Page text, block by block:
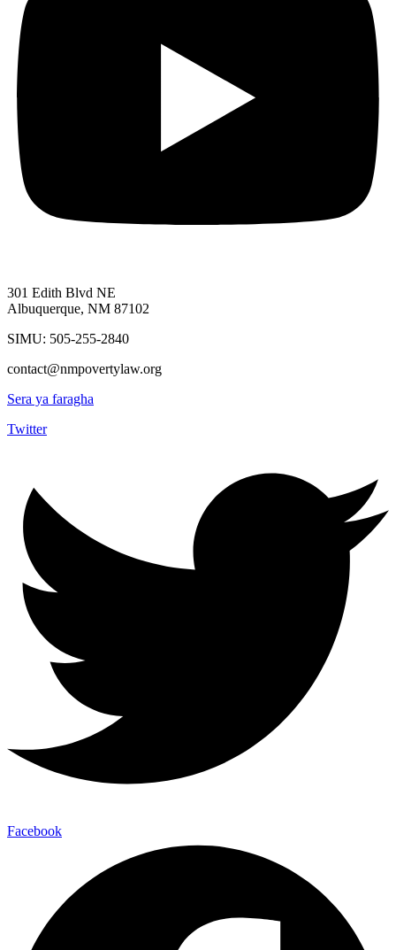
301 Edith Blvd NE
Albuquerque, NM 87102
SIMU: 505-255-2840
contact@nmpovertylaw.org
Sera ya faragha
Twitter
Facebook